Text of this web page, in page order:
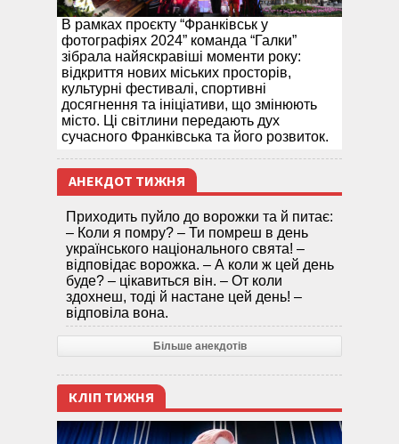
В рамках проєкту “Франківськ у
фотографіях 2024” команда “Галки”
зібрала найяскравіші моменти року:
відкриття нових міських просторів,
культурні фестивалі, спортивні
досягнення та ініціативи, що змінюють
місто. Ці світлини передають дух
сучасного Франківська та його розвиток.
АНЕКДОТ ТИЖНЯ
Приходить пуйло до ворожки та й питає:
– Коли я помру? – Ти помреш в день
українського національного свята! –
відповідає ворожка. – А коли ж цей день
буде? – цікавиться він. – От коли
здохнеш, тоді й настане цей день! –
відповіла вона.
Більше анекдотів
КЛІП ТИЖНЯ